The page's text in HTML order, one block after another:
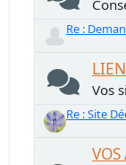
Re :
Vos
Re : Site
VOS